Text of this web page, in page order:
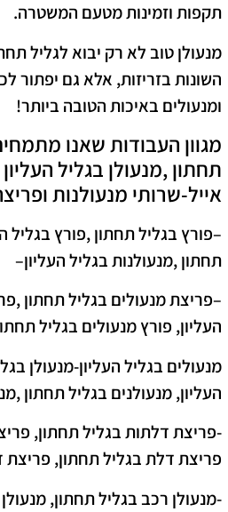
תקפות וזמינות מטעם המשטרה.
מנעולן טוב לא רק יבוא לגליל
השונות בזריזות, אלא גם יפתור
ומנעולים באיכות הטובה ביותר!
מגוון העבודות שאנו
תחתון ,מנעולן בגליל
אייל-שרותי מנעולנות
–פורץ בגליל תחתון ,פורץ בגליל
תחתון ,מנעולנות בגליל העליון–
–פריצת מנעולים בגליל תחתון
העליון, פורץ מנעולים בגליל
מנעולים בגליל העליון-מנעולן
העליון, מנעולנים בגליל תחתון
-פריצת דלתות בגליל תחתון,
פריצת דלת בגליל תחתון, פריצת
-מנעולן רכב בגליל תחתון,